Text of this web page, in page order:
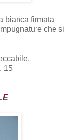
bianca firmata
che si
15